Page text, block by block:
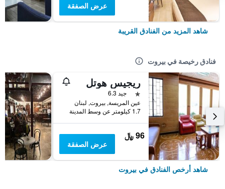
عرض الصفقة
شاهد المزيد من الفنادق القريبة
فنادق رخيصة في بيروت
ريجيس هوتل
نجمة واحدة
جيد 6.3
عين المريسة, بيروت, لبنان
1.7 كيلومتر عن وسط المدينة
96 ﷼
عرض الصفقة
شاهد أرخص الفنادق في بيروت